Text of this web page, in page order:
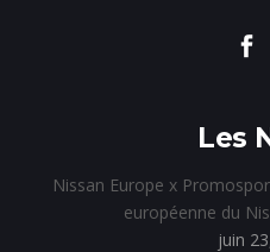
Les
Nissan Europe x
européenne du
juin